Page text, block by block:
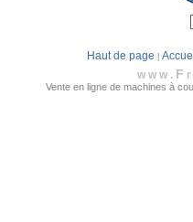
Haut de page
www. F
Vente en ligne de machines à